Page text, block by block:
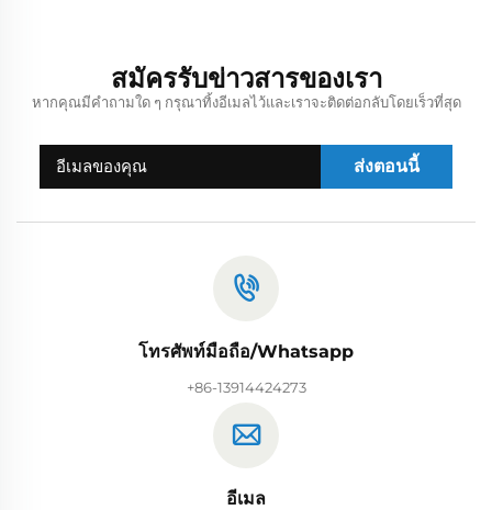
สมัครรับข่าวสารของเรา
หากคุณมีคำถามใด ๆ กรุณาทิ้งอีเมลไว้และเราจะติดต่อกลับโดยเร็วที่สุด
ส่งตอนนี้
โทรศัพท์มือถือ/Whatsapp
+86-13914424273
อีเมล